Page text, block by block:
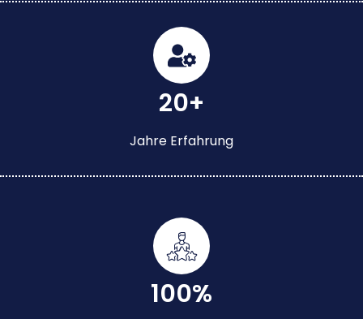
20+
Jahre Erfahrung
100%